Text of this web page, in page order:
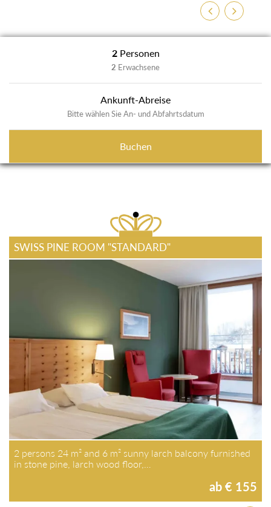
Previous
Next
2 Personen
2 Erwachsene
Ankunft-Abreise
Bitte wählen Sie An- und Abfahrtsdatum
Buchen
SWISS PINE ROOM "STANDARD"
2 persons 24 m² and 6 m² sunny larch balcony furnished
in stone pine, larch wood floor,…
ab € 155